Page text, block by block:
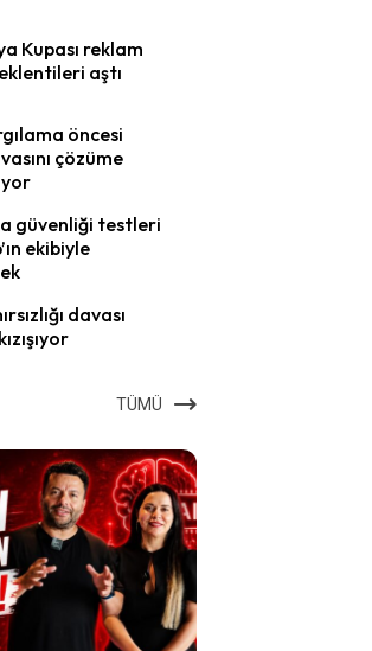
Kupası reklam
aştı
öncesi
çözüme
güvenliği testleri
ekibiyle
davası
TÜMÜ